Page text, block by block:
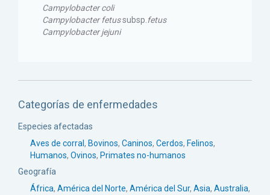
Campylobacter coli
Campylobacter fetussubsp. fetus
Campylobacter jejuni
Categorías de enfermedades
Especies afectadas
Aves de corral , Bovinos, Caninos, Cerdos, Felinos,
Humanos, Ovinos, Primates no-humanos
Geografía
África, América del Norte, América del Sur, Asia, Australia,